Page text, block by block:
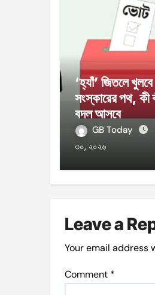
‘হ্যাঁ’ জিতলে খুলবে
সংস্কারের পথ, কী
বদল আসবে
GB Today
৩০, ২০২৬
Leave a
Your email address
Comment *